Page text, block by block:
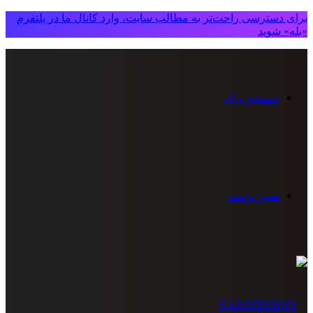
برای دسترسی راحت‌تر به مطالب سایت، وارد کانال ما در پلتفرم
«بله» شوید
جستجو برای
تغییر پوسته